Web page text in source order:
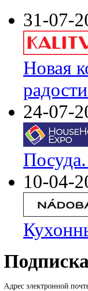
31-07-
Новая
24-07-
10-04-
Адрес электронной